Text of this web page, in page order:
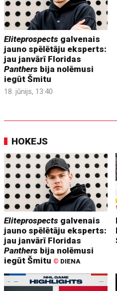
Eliteprospects galvenais
jauno spēlētāju eksperts:
jau janvārī Floridas
Panthers bija nolēmusi
iegūt Šmitu
18. jūnijs, 13:40
HOKEJS
Eliteprospects galvenais
jauno spēlētāju eksperts:
jau janvārī Floridas
Panthers bija nolēmusi
iegūt Šmitu © DIENA